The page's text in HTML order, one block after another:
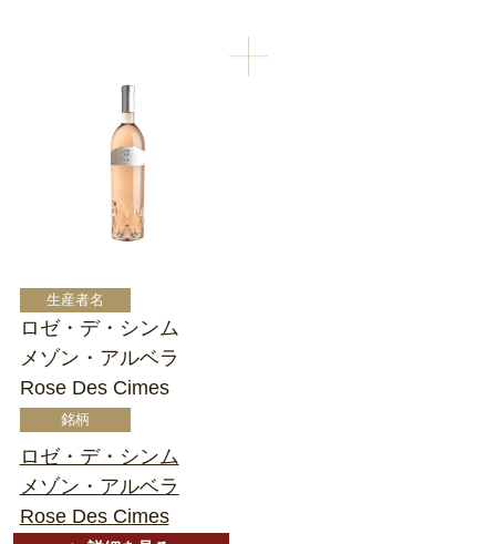
ロゼ・デ・シンム
メゾン・アルベラ
Rose Des Cimes
ロゼ・デ・シンム
メゾン・アルベラ
Rose Des Cimes